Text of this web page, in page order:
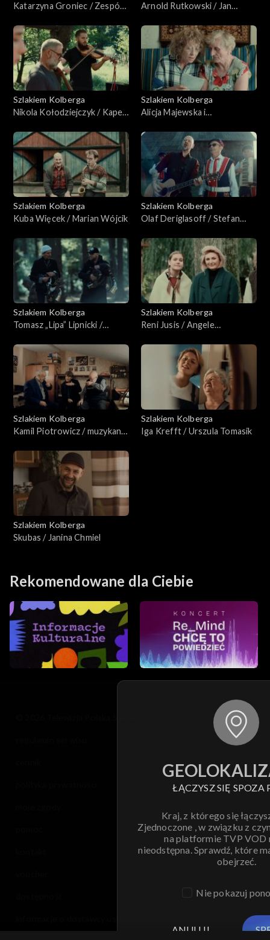
Katarzyna Groniec / Zespół
Arnold Rutkowski / Jan
Szlakiem Kolberga
Nikola Kołodziejczyk / Kapela
Szlakiem Kolberga
Alicja Majewska i
Warowny i Genowefa Kurant
Szlakiem Kolberga
Kuba Więcek / Marian Wójcik
Szlakiem Kolberga
Olaf Deriglasoff / Stefan
Szlakiem Kolberga
Tomasz „Lipa” Lipnicki /
Szlakiem Kolberga
Reni Jusis / Angele
Vaicekauskiene
Szlakiem Kolberga
Kamil Piotrowicz / muzykanci
Szlakiem Kolberga
Iga Krefft / Urszula Tomasik
Szlakiem Kolberga
Skubas / Janina Chmiel
Rekomendowane dla Ciebie
ŁĄCZYSZ SIĘ SPOZA
Kraj, z którego się
Zjednoczone , w związku z
na platformie TVP VOD
nieodstępna. Sprawdź, które
obejrzeć.
Nie pokazuj
ANULUJ